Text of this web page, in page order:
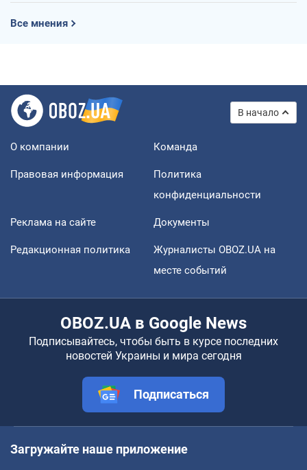
Все мнения
В начало
О компании Команда
Правовая информация
Политика
конфиденциальности
Реклама на сайте Документы
Редакционная политика
Журналисты OBOZ.UA на
месте событий
OBOZ.UA в Google News
Подписывайтесь, чтобы быть в курсе последних
новостей Украины и мира сегодня
Подписаться
Загружайте наше приложение